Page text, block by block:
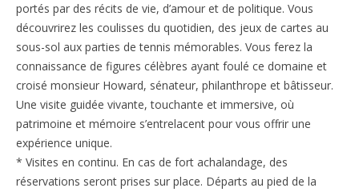
portés par des récits de vie, d’amour et de politique. Vous
découvrirez les coulisses du quotidien, des jeux de cartes au
sous-sol aux parties de tennis mémorables. Vous ferez la
connaissance de figures célèbres ayant foulé ce domaine et
croisé monsieur Howard, sénateur, philanthrope et bâtisseur.
Une visite guidée vivante, touchante et immersive, où
patrimoine et mémoire s’entrelacent pour vous offrir une
expérience unique.
* Visites en continu. En cas de fort achalandage, des
réservations seront prises sur place. Départs au pied de la